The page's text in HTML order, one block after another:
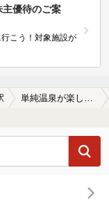
主優待のご案
こう！対象施設が
単純温泉が楽しめる慈眼寺駅近くの温泉、日帰り温泉、スーパー銭湯おすすめ